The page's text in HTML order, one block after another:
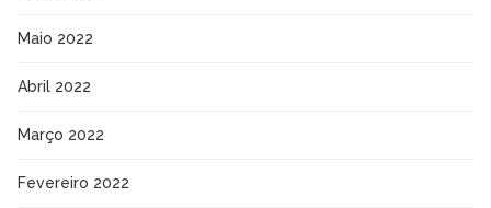
Maio 2022
Abril 2022
Março 2022
Fevereiro 2022